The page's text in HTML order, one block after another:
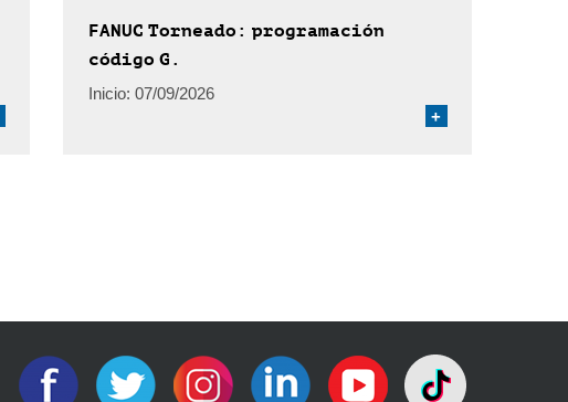
FANUC Torneado: programación
código G.
Inicio: 07/09/2026
+